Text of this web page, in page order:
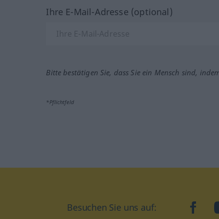
Ihre E-Mail-Adresse (optional)
Bitte bestätigen Sie, dass Sie ein Mensch sind,
*Pflichtfeld
Besuchen Sie uns auf: